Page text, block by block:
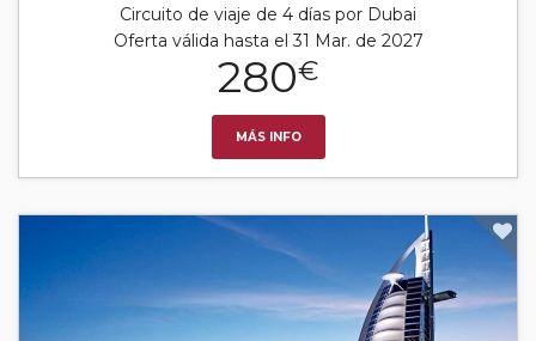
Circuito de viaje de 4 días por Dubai
Oferta válida hasta el 31 Mar. de 2027
280€
MÁS INFO